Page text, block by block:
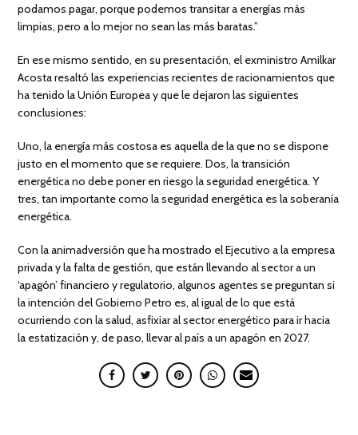
podamos pagar, porque podemos transitar a energías más
limpias, pero a lo mejor no sean las más baratas.”
En ese mismo sentido, en su presentación, el exministro Amilkar
Acosta resaltó las experiencias recientes de racionamientos que
ha tenido la Unión Europea y que le dejaron las siguientes
conclusiones:
Uno, la energía más costosa es aquella de la que no se dispone
justo en el momento que se requiere. Dos, la transición
energética no debe poner en riesgo la seguridad energética. Y
tres, tan importante como la seguridad energética es la soberanía
energética.
Con la animadversión que ha mostrado el Ejecutivo a la empresa
privada y la falta de gestión, que están llevando al sector a un
‘apagón’ financiero y regulatorio, algunos agentes se preguntan si
la intención del Gobierno Petro es, al igual de lo que está
ocurriendo con la salud, asfixiar al sector energético para ir hacia
la estatización y, de paso, llevar al país a un apagón en 2027.